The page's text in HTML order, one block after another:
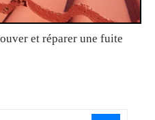
et réparer une fuite